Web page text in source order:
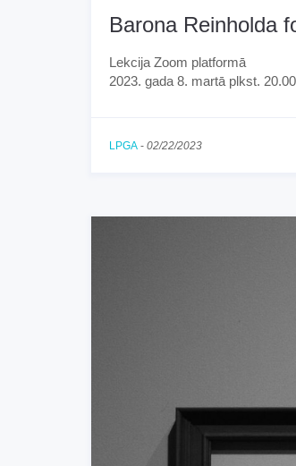
Barona Reinholda
Lekcija Zoom platformā
2023. gada 8. martā plkst.
LPGA - 02/22/2023